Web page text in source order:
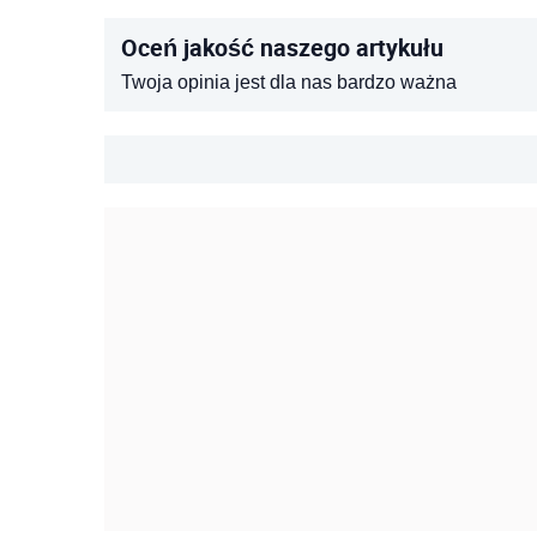
Oceń jakość naszego artykułu
Twoja opinia jest dla nas bardzo ważna